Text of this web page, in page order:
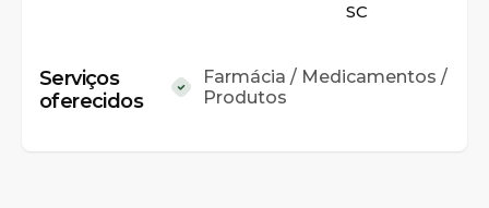
SC
Serviços
oferecidos
Farmácia / Medicamentos /
Produtos